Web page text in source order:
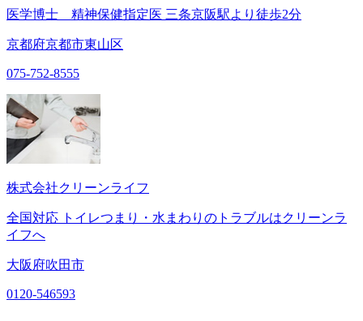
医学博士 精神保健指定医 三条京阪駅より徒歩2分
京都府京都市東山区
075-752-8555
株式会社クリーンライフ
全国対応 トイレつまり・水まわりのトラブルはクリーンラ
イフへ
大阪府吹田市
0120-546593